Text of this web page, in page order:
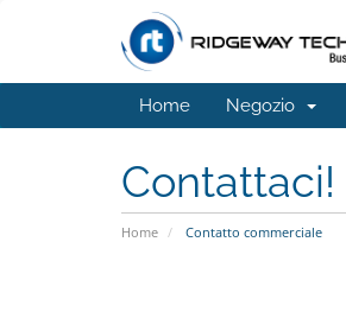
Home Negozio
Contattaci!
Home Contatto commerciale